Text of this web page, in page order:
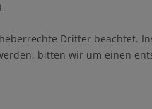
Dritter beachtet.
bitten wir um einen